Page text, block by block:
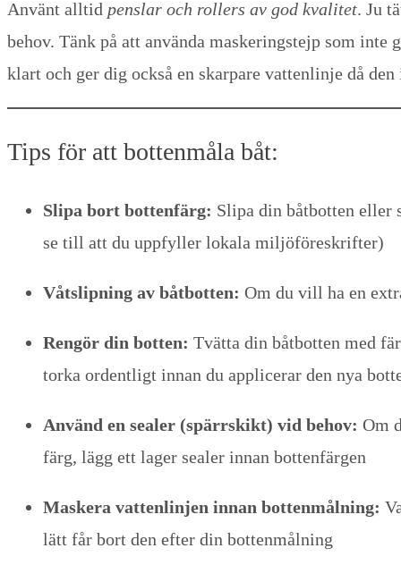
Använt alltid penslar och rollers av god kvalitet. Ju
behov. Tänk på att använda maskeringstejp som
klart och ger dig också en skarpare vattenlinje då
Tips för att bottenmåla båt:
Slipa bort bottenfärg: Slipa din båtbotten eller
se till att du uppfyller lokala miljöföreskrifter)
Våtslipning av båtbotten: Om du vill ha en
Rengör din botten: Tvätta din båtbotten med
torka ordentligt innan du applicerar den nya
Använd en sealer (spärrskikt) vid behov: Om
färg, lägg ett lager sealer innan bottenfärgen
Maskera vattenlinjen innan bottenmålning:
lätt får bort den efter din bottenmålning